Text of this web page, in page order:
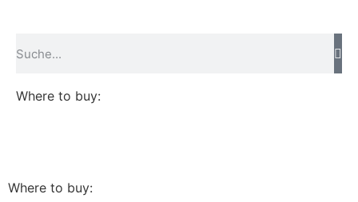
Where to buy:
Where to buy: